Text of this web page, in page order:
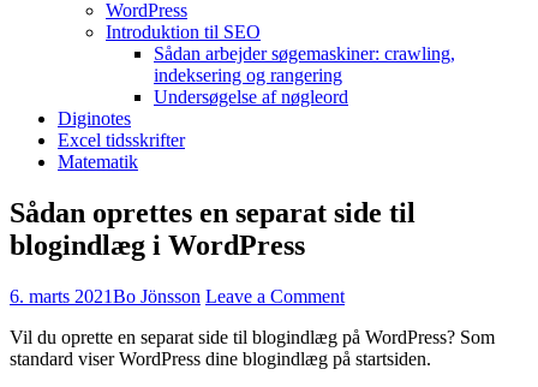
WordPress
Introduktion til SEO
Sådan arbejder søgemaskiner: crawling,
indeksering og rangering
Undersøgelse af nøgleord
Diginotes
Excel tidsskrifter
Matematik
Sådan oprettes en separat side til
blogindlæg i WordPress
6. marts 2021Bo Jönsson Leave a Comment
Vil du oprette en separat side til blogindlæg på WordPress? Som
standard viser WordPress dine blogindlæg på startsiden.